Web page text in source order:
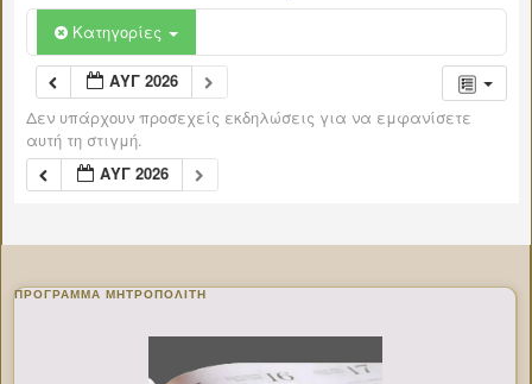
Κατηγορίες
ΑΥΓ 2026
Δεν υπάρχουν προσεχείς εκδηλώσεις για να εμφανίσετε
αυτή τη στιγμή.
ΑΥΓ 2026
ΠΡΌΓΡΑΜΜΑ ΜΗΤΡΟΠΟΛΊΤΗ